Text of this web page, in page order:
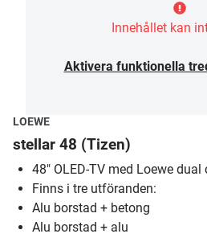
Innehållet kan
Aktivera funktionella
LOEWE
stellar 48 (Tizen)
48" OLED-TV med Loewe dual
Finns i tre utföranden:
Alu borstad + betong
Alu borstad + alu